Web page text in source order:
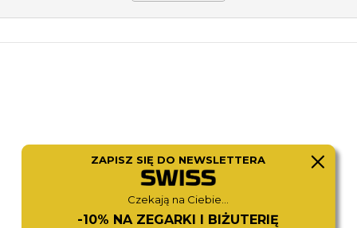
ZAPISZ SIĘ DO NEWSLETTERA
Czekają na Ciebie...
-10% NA ZEGARKI I BIŻUTERIĘ